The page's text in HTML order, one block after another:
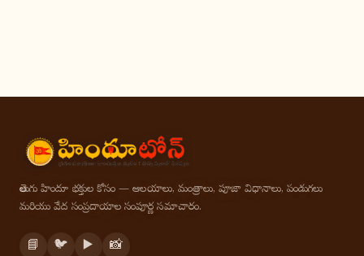
తెలుగు హిందూ భక్తుల కోసం — ఆలయాలు, మంత్రాలు, పూజా విధానాలు, పండుగలు
మరియు వేద సంప్రదాయాల సంపూర్ణ సమాచారం.
📘 🐦 ▶️ 📸